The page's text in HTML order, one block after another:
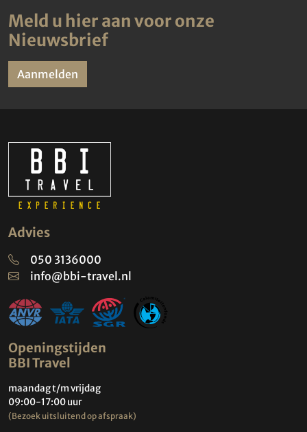
Meld u hier aan voor onze
Nieuwsbrief
Aanmelden
Advies
050 3136000
info@bbi-travel.nl
Openingstijden
BBI Travel
maandag t/m vrijdag
09:00-17:00 uur
(Bezoek uitsluitend op afspraak)